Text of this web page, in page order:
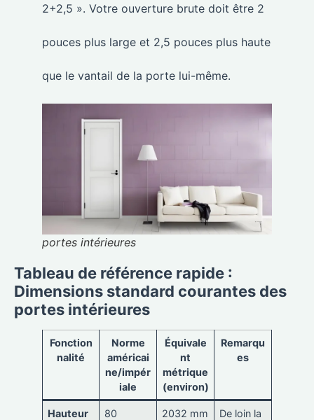
2+2,5 ». Votre ouverture brute doit être 2
pouces plus large et 2,5 pouces plus haute
que le vantail de la porte lui-même.
portes intérieures
Tableau de référence rapide :
Dimensions standard courantes des
portes intérieures
Fonction
nalité
Norme
américai
ne/impér
iale
Équivale
nt
métrique
(environ)
Remarqu
es
Hauteur
80
2032 mm
De loin la